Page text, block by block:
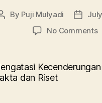
Post
By Puji Mulyadi
Post
No Commentson